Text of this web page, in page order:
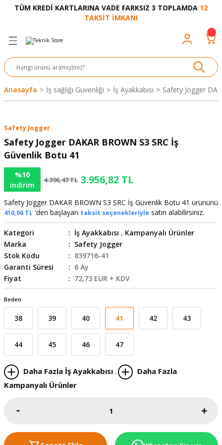
TÜM KREDİ KARTLARINA VADE FARKSIZ 3 TOPLAMDA 12
TAKSİT İMKANI
Geri Dön
Siperlik
Geri Dön
Bot
Geri Dön
ve Aksesuar
Makinesi
Geri Dön
Makinesi
Geri Dön
Geri Dön
Bantlar
Geri Dön
Geri Dön
ve Ürünleri
Cobot
Geri Dön
ve Aksesuarı
Anasayfa İş sağlığı Güvenliği İş Ayakkabısı Safety Jogger
Safety Jogger
Safety Jogger DAKAR BROWN S3 SRC İş
Güvenlik Botu 41
%10
indirim
4.396,47 TL 3.956,82 TL
Safety Jogger DAKAR BROWN S3 SRC İş Güvenlik Botu 41 ürününü
410,06 TL 'den başlayan taksit seçenekleriyle satın alabilirsiniz.
Kategori İş Ayakkabısı , Kampanyalı Ürünler
Marka
Safety Jogger
Stok Kodu
839716-41
Garanti Süresi
6 Ay
Fiyat
72,73 EUR + KDV
Beden
38 39 40 41 42 43
44 45 46 47
Daha Fazla İş Ayakkabısı ,
Daha Fazla
Kampanyalı Ürünler